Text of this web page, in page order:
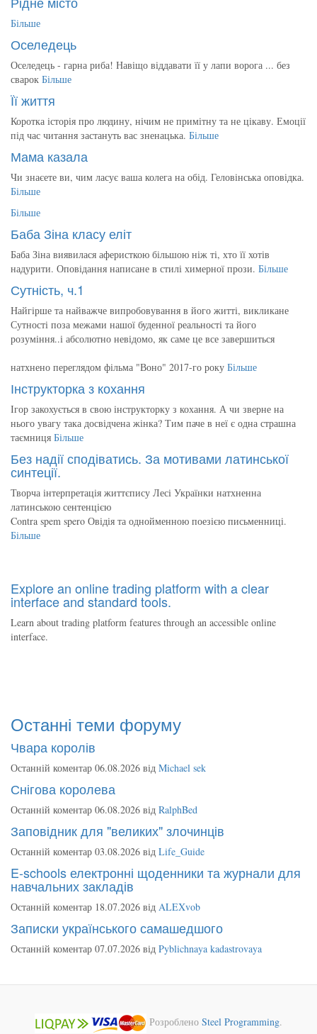
Більше
Оселедець
Оселедець - гарна риба! Навіщо віддавати її у лапи ворога ... без
сварок Більше
Її життя
Коротка історія про людину, нічим не примітну та не цікаву. Емоції
під час читання застануть вас зненацька. Більше
Мама казала
Чи знаєете ви, чим ласує ваша колега на обід. Геловінська оповідка.
Більше
Більше
Баба Зіна класу еліт
Баба Зіна виявилася аферисткою більшою ніж ті, хто її хотів
надурити. Оповідання написане в стилі химерної прози. Більше
Сутність, ч.1
Найгірше та найважче випробовування в його житті, викликане
Сутності поза межами нашої буденної реальності та його
розуміння..і абсолютно невідомо, як саме це все завершиться
натхнено переглядом фільма "Воно" 2017-го року Більше
Інструкторка з кохання
Ігор закохується в свою інструкторку з кохання. А чи зверне на
нього увагу така досвідчена жінка? Тим паче в неї є одна страшна
таємниця Більше
Без надії сподіватись. За мотивами латинської
синтеції.
Творча інтерпретація життєпису Лесі Українки натхненна
латинською сентенцією
Contra spem spero Овідія та однойменною поезією письменниці.
Більше
Explore an online trading platform with a clear
interface and standard tools.
Learn about trading platform features through an accessible online
interface.
Останні теми форуму
Чвара королів
Останній коментар 06.08.2026 від Michael sek
Снігова королева
Останній коментар 06.08.2026 від RalphBed
Заповідник для "великих" злочинців
Останній коментар 03.08.2026 від Life_Guide
E-schools електронні щоденники та журнали для
навчальних закладів
Останній коментар 18.07.2026 від ALEXvob
Записки українського самашедшого
Останній коментар 07.07.2026 від Pyblichnaya kadastrovaya
Розроблено Steel Programming.